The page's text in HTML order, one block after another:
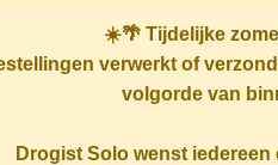
☀️🌴 Tijdelijke
verwerkt of
volgorde van
Drogist Solo wenst